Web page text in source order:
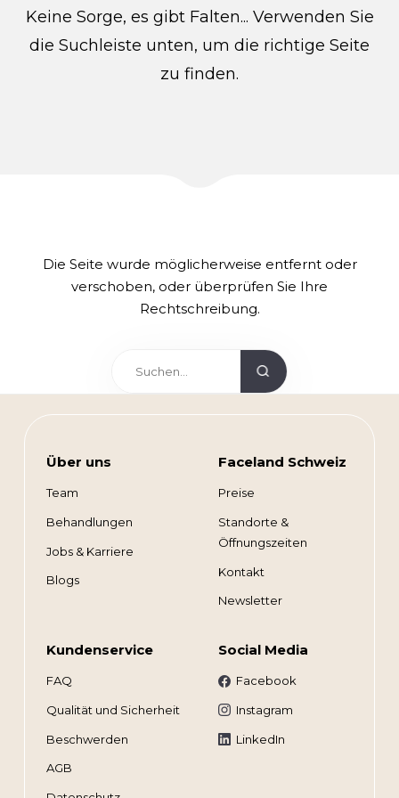
Keine Sorge, es gibt Falten... Verwenden Sie
die Suchleiste unten, um die richtige Seite
zu finden.
Die Seite wurde möglicherweise entfernt oder
verschoben, oder überprüfen Sie Ihre
Rechtschreibung.
Über uns
Team
Behandlungen
Jobs & Karriere
Blogs
Faceland Schweiz
Preise
Standorte &
Öffnungszeiten
Kontakt
Newsletter
Kundenservice
FAQ
Qualität und Sicherheit
Beschwerden
AGB
Social Media
Facebook
Instagram
LinkedIn